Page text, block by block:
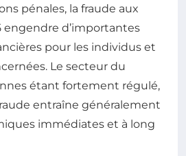
pénales, la fraude aux
engendre d’importantes
pour les individus et
Le secteur du
étant fortement régulé,
entraîne généralement
immédiates et à long